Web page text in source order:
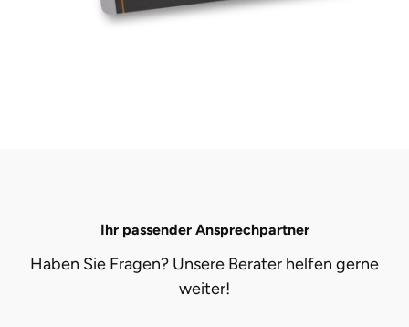
Ihr passender Ansprechpartner
Haben Sie Fragen? Unsere Berater helfen gerne
weiter!